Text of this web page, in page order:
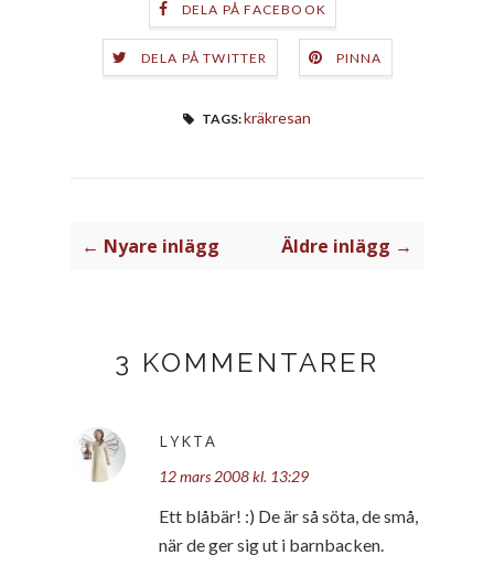
DELA PÅ FACEBOOK
DELA PÅ TWITTER PINNA
TAGS:kräkresan
← Nyare inlägg Äldre inlägg →
3 KOMMENTARER
LYKTA
12 mars 2008 kl. 13:29
Ett blåbär! :) De är så söta, de små,
när de ger sig ut i barnbacken.